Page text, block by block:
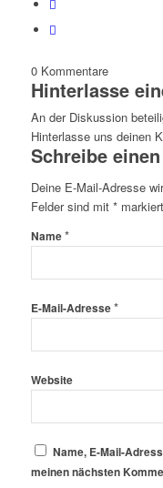
0 Kommentare
Hinterlasse
An der Diskussion
Hinterlasse uns deinen
Schreibe
Deine E-Mail-Adresse
Felder sind mit *markiert
Name*
E-Mail-Adresse*
Website
Name, E-Mail-
meinen nächsten